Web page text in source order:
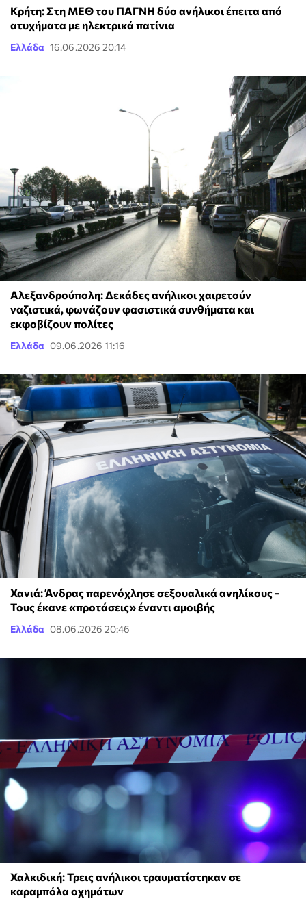
Κρήτη: Στη ΜΕΘ του ΠΑΓΝΗ δύο ανήλικοι έπειτα από
ατυχήματα με ηλεκτρικά πατίνια
Ελλάδα 16.06.2026 20:14
Αλεξανδρούπολη: Δεκάδες ανήλικοι χαιρετούν
ναζιστικά, φωνάζουν φασιστικά συνθήματα και
εκφοβίζουν πολίτες
Ελλάδα 09.06.2026 11:16
Χανιά: Άνδρας παρενόχλησε σεξουαλικά ανηλίκους -
Τους έκανε «προτάσεις» έναντι αμοιβής
Ελλάδα 08.06.2026 20:46
Χαλκιδική: Τρεις ανήλικοι τραυματίστηκαν σε
καραμπόλα οχημάτων